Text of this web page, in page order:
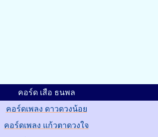
คอร์ด เสือ ธนพล
คอร์ดเพลง ดาวดวงน้อย
คอร์ดเพลง แก้วตาดวงใจ